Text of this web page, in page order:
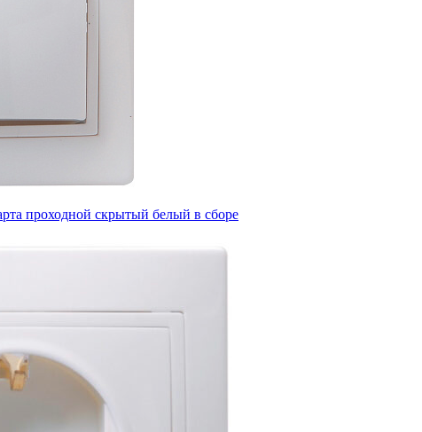
проходной скрытый белый в сборе